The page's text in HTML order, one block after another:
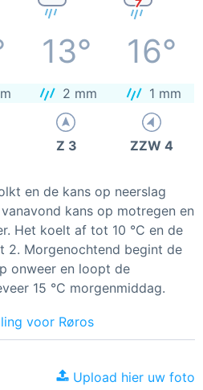
13° 16°
2 mm 1 mm
Z 3 ZZW 4
en de kans op neerslag
kans op motregen en
Het koelt af tot 10 °C en de
2. Morgenochtend begint de
onweer en loopt de
15 °C morgenmiddag.
voor Røros
Upload hier uw foto